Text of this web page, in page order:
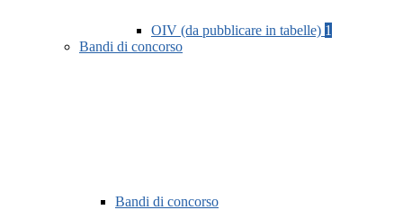
OIV (da pubblicare in tabelle) 1
Bandi di concorso
Bandi di concorso